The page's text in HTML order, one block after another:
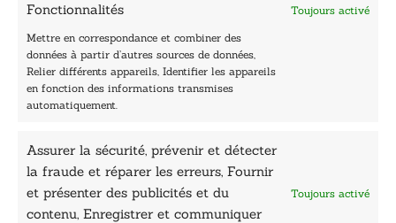
Fonctionnalités Toujours activé
Mettre en correspondance et combiner des
données à partir d’autres sources de données,
Relier différents appareils, Identifier les appareils
en fonction des informations transmises
automatiquement.
Assurer la sécurité, prévenir et détecter
la fraude et réparer les erreurs, Fournir
et présenter des publicités et du
contenu, Enregistrer et communiquer
Toujours activé
Les Plumes du Lys Bleu
Prix sciences humaines et sociales
Nos collections
Nos auteurs
Catalogue
Sciences humaines
Pratique
Le Petit Lys
Données légales